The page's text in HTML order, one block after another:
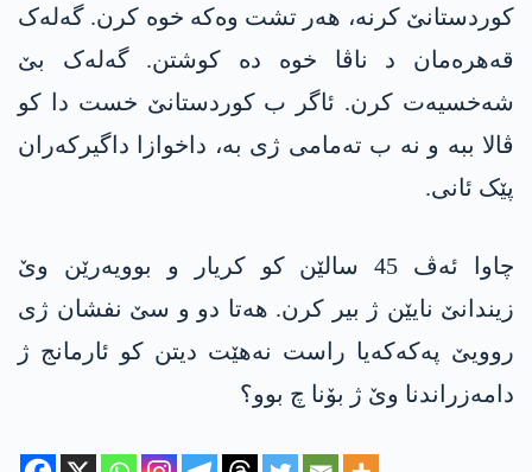
کوردستانێ کرنە، ھەر تشت وەکە خوە کرن. گەلەک
قەھرەمان د ناڤا خوە دە کوشتن. گەلەک بێ
شەخسیەت کرن. ئاگر ب کوردستانێ خست دا کو
ڤالا ببە و نە ب تەمامی ژی بە، داخوازا داگیرکەران
پێک ئانی.
چاوا ئەڤ 45 سالێن کو کریار و بوویەرێن وێ
زیندانێ نایێن ژ بیر کرن. ھەتا دو و سێ نفشان ژی
روویێ پەکەکەیا راست نەهێت دیتن کو ئارمانج ژ
دامەزراندنا وێ ژ بۆنا چ بوو؟